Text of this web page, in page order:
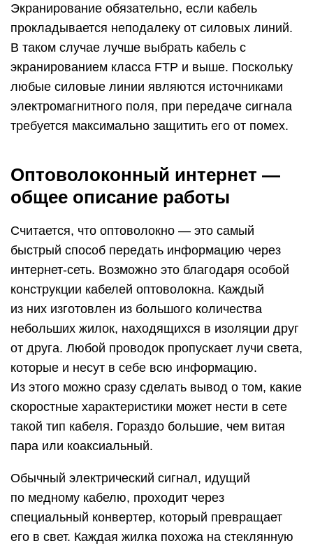
Экранирование обязательно, если кабель
прокладывается неподалеку от силовых линий.
В таком случае лучше выбрать кабель с
экранированием класса FTP и выше. Поскольку
любые силовые линии являются источниками
электромагнитного поля, при передаче сигнала
требуется максимально защитить его от помех.
Оптоволоконный интернет —
общее описание работы
Считается, что оптоволокно — это самый
быстрый способ передать информацию через
интернет-сеть. Возможно это благодаря особой
конструкции кабелей оптоволокна. Каждый
из них изготовлен из большого количества
небольших жилок, находящихся в изоляции друг
от друга. Любой проводок пропускает лучи света,
которые и несут в себе всю информацию.
Из этого можно сразу сделать вывод о том, какие
скоростные характеристики может нести в сете
такой тип кабеля. Гораздо большие, чем витая
пара или коаксиальный.
Обычный электрический сигнал, идущий
по медному кабелю, проходит через
специальный конвертер, который превращает
его в свет. Каждая жилка похожа на стеклянную